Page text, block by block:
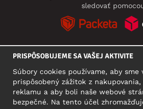
sledovať
SÍDLO
PRISPÔSOBUJEME SA VAŠEJ AKTIVITE
Súbory cookies používame, aby sme
prispôsobený zážitok z
reklamu a aby boli naše webové
bezpečné. Na tento účel